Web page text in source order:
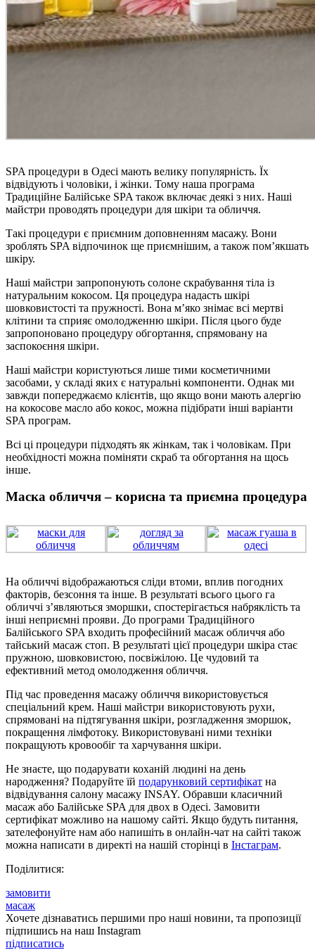
SPA процедури в Одесі мають велику популярність. Їх
відвідують і чоловіки, і жінки. Тому наша програма
Традиційне Балійське SPA також включає деякі з них. Наші
майстри проводять процедури для шкіри та обличчя.
Такі процедури є приємним доповненням масажу. Вони
зроблять SPA відпочинок ще приємнішим, а також пом’якшать
шкіру.
Наші майстри запропонують солоне скрабування тіла із
натуральним кокосом. Ця процедура надасть шкірі
шовковистості та пружності. Вона м’яко знімає всі мертві
клітини та сприяє омолодженню шкіри. Після цього буде
запропоновано процедуру обгортання, спрямовану на
заспокоєння шкіри.
Наші майстри користуються лише тими косметичними
засобами, у складі яких є натуральні компоненти. Однак ми
завжди попереджаємо клієнтів, що якщо вони мають алергію
на кокосове масло або кокос, можна підібрати інші варіанти
SPA програм.
Всі ці процедури підходять як жінкам, так і чоловікам. При
необхідності можна поміняти скраб та обгортання на щось
інше.
Маска обличчя – корисна та приємна процедура
На обличчі відображаються сліди втоми, вплив погодних
факторів, безсоння та інше. В результаті всього цього га
обличчі з’являються зморшки, спостерігається набряклість та
інші неприємні прояви. До програми Традиційного
Балійського SPA входить професійний масаж обличчя або
тайський масаж стоп. В результаті цієї процедури шкіра стає
пружною, шовковистою, посвіжілою. Це чудовий та
ефективний метод омолодження обличчя.
Під час проведення масажу обличчя використовується
спеціальний крем. Наші майстри використовують рухи,
спрямовані на підтягування шкіри, розгладження зморшок,
покращення лімфотоку. Використовувані ними техніки
покращують кровообіг та харчування шкіри.
Не знаєте, що подарувати коханій людині на день
народження? Подаруйте їй подарунковий сертифікат на
відвідування салону масажу INSAY. Обравши класичний
масаж або Балійське SPA для двох в Одесі. Замовити
сертифікат можливо на нашому сайті. Якщо будуть питання,
зателефонуйте нам або напишіть в онлайн-чат на сайті також
можна написати в директі на нашій сторінці в Інстаграм.
Поділитися:
замовити
масаж
Хочете дізнаватись першими про наші новини, та пропозиції
підпишись на наш Instagram
підписатись